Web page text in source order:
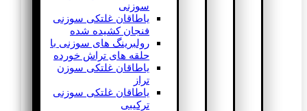
سوزنی
یاطاقان غلتکی سوزنی
فنجان کشیده شده
رولبرینگ های سوزنی با
حلقه های تراش خورده
یاطاقان غلتکی سوزن
تراز
یاطاقان غلتکی سوزنی
ترکیبی